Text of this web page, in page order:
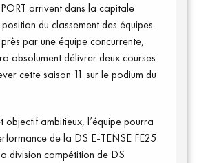
arrivent dans la capitale
position du classement des équipes.
par une équipe concurrente,
absolument délivrer deux courses
cette saison 11 sur le podium du
objectif ambitieux, l’équipe pourra
de la DS E-TENSE FE25
division compétition de DS